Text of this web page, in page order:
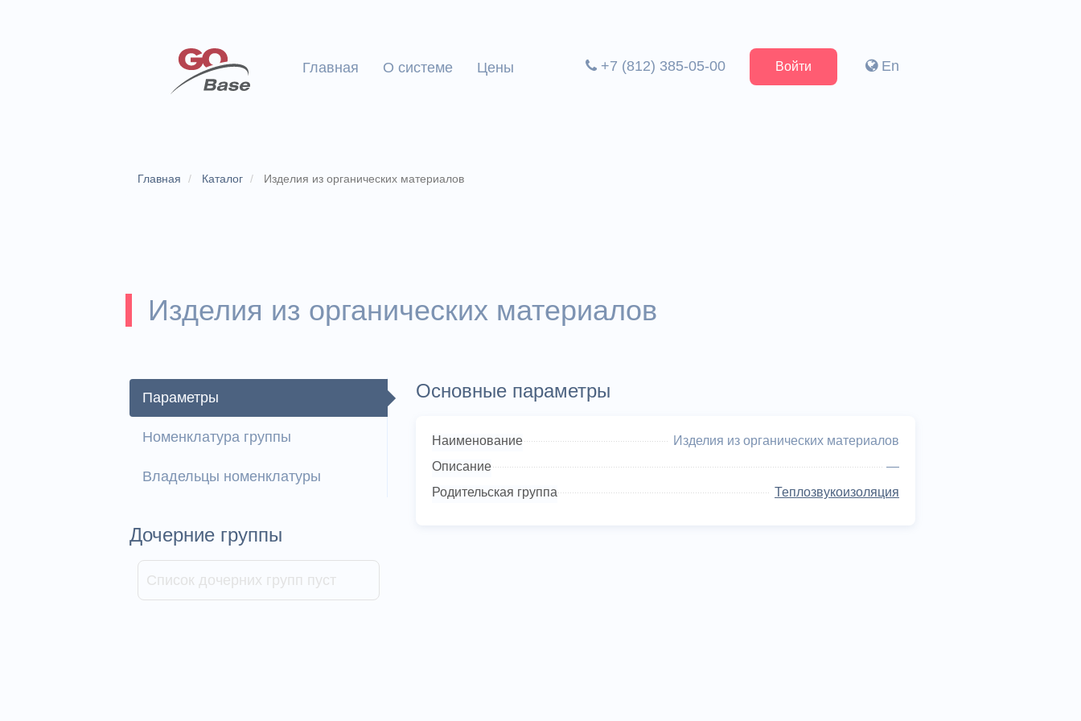
Главная О системе Цены +7 (812) 385-05-00 Войти En
Главная Каталог Изделия из органических материалов
Изделия из органических материалов
Параметры
Номенклатура группы
Владельцы номенклатуры
Дочерние группы
Список дочерних групп пуст
Основные параметры
Наименование
Изделия из органических материалов
Описание
—
Родительская группа
Теплозвукоизоляция